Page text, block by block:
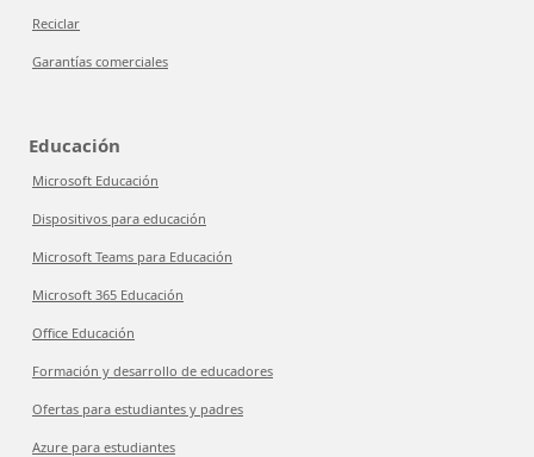
Reciclar
Garantías comerciales
Educación
Microsoft Educación
Dispositivos para educación
Microsoft Teams para Educación
Microsoft 365 Educación
Office Educación
Formación y desarrollo de educadores
Ofertas para estudiantes y padres
Azure para estudiantes